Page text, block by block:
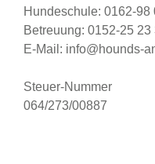
Hundeschule: 0162-98
Betreuung: 0152-25
E-Mail: info@hounds-
Steuer-Nummer
064/273/00887